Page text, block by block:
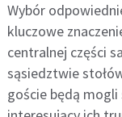
Wybór
kluczowe
centralnej części
sąsiedztwie
goście będą